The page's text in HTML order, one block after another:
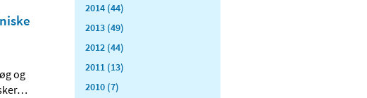
og
…
2014 (44)
2013 (49)
2012 (44)
2011 (13)
2010 (7)